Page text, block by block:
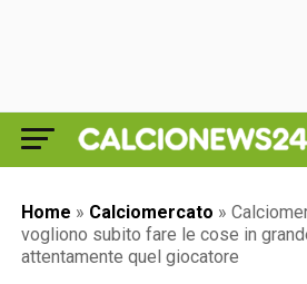
Home » Calciomercato »
vogliono subito fare le cose in
attentamente quel giocatore